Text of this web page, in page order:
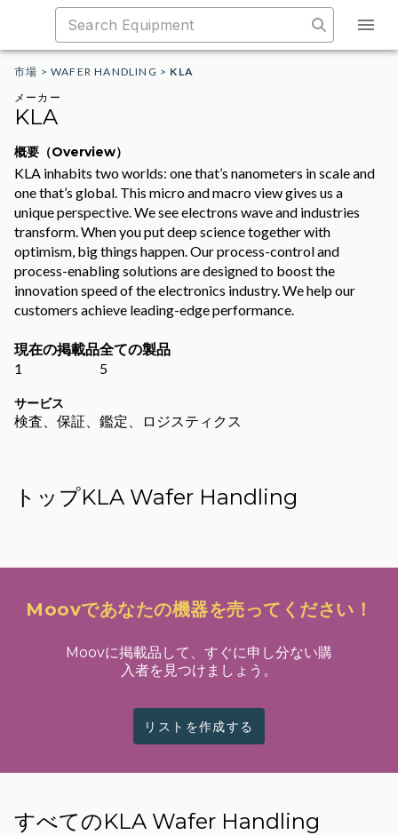
市場 >WAFER HANDLING > KLA
メーカー
KLA
概要（Overview）
KLA inhabits two worlds: one that’s nanometers in scale and
one that’s global. This micro and macro view gives us a
unique perspective. We see electrons wave and industries
transform. When you put deep science together with
optimism, big things happen. Our process-control and
process-enabling solutions are designed to boost the
innovation speed of the electronics industry. We help our
customers achieve leading-edge performance.
現在の掲載品
1
全ての製品
5
サービス
検査、保証、鑑定、ロジスティクス
トップKLA Wafer Handling
Moovであなたの機器を売ってください！
Moovに掲載品して、すぐに申し分ない購
入者を見つけましょう。
リストを作成する
すべてのKLA Wafer Handling